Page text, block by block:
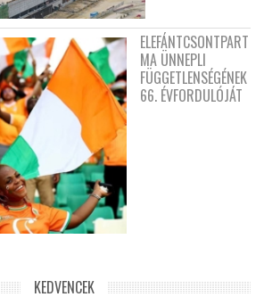
ELEFÁNTCSONTPART
MA ÜNNEPLI
FÜGGETLENSÉGÉNEK
66. ÉVFORDULÓJÁT
KEDVENCEK